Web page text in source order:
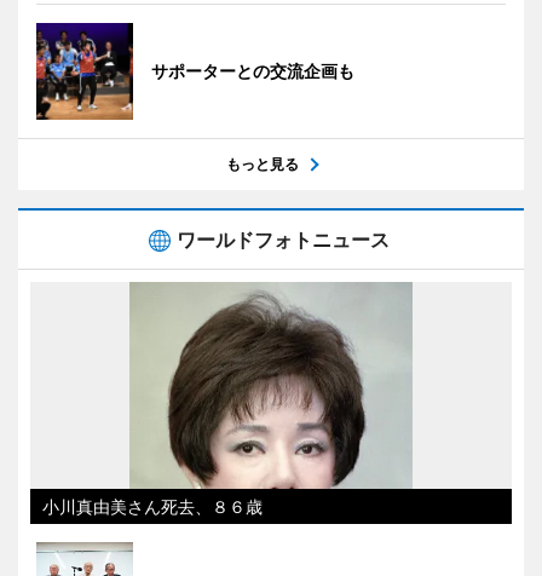
サポーターとの交流企画も
もっと見る
ワールドフォトニュース
小川真由美さん死去、８６歳